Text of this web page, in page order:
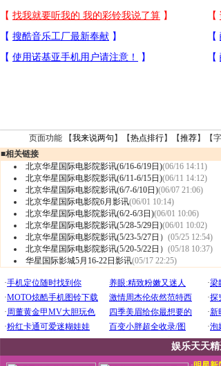
页面功能 【我来说两句 】【热点排行】【推荐】【
■相关链接
北京华星国际电影院影讯(6/16-6/19日)(06/16 14:11)
北京华星国际电影院影讯(6/11-6/15日)(06/11 14:12)
北京华星国际电影院影讯(6/7-6/10日)(06/07 21:06)
北京华星国际电影院6月影讯(06/01 10:14)
北京华星国际电影院影讯(6/2-6/3日)(06/01 10:06)
北京华星国际电影院影讯(5/28-5/29日)(06/01 10:02)
北京华星国际电影院影讯(5/23-5/27日） (05/25 12:54)
北京华星国际电影院影讯(5/20-5/22日） (05/18 10:37)
华星国际影城5月16-22日影讯(05/17 22:25)
娱乐天天